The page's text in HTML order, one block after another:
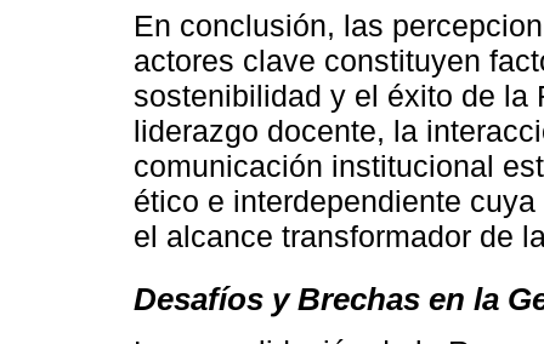
En conclusión, las
actores clave constituyen
sostenibilidad y el éxito de la
liderazgo docente, la
comunicación institucional
ético e interdependiente
el alcance transformador de
Desafíos y Brechas en la